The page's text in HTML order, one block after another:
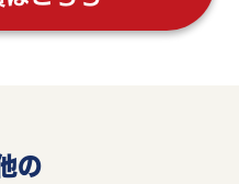
の